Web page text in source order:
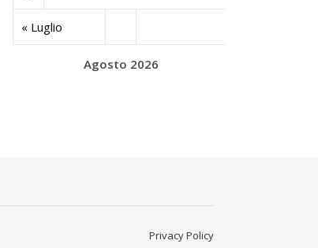
Agosto 2026
« Luglio
Privacy Policy